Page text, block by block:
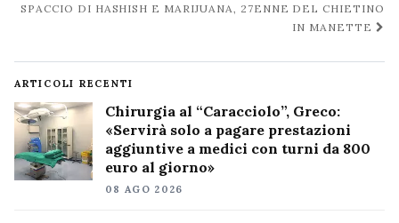
SPACCIO DI HASHISH E MARIJUANA, 27ENNE DEL CHIETINO
IN MANETTE
ARTICOLI RECENTI
Chirurgia al “Caracciolo”, Greco:
«Servirà solo a pagare prestazioni
aggiuntive a medici con turni da 800
euro al giorno»
08 AGO 2026